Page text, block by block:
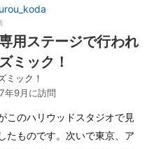
用ステージで行われ
ミック！
ミック！
年9月に訪問
このハリウッドスタジオで見
たものです。次いで東京、ア